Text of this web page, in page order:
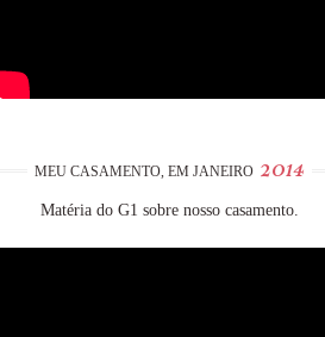
MEU CASAMENTO, EM JANEIRO 2014
Matéria do G1 sobre nosso casamento.